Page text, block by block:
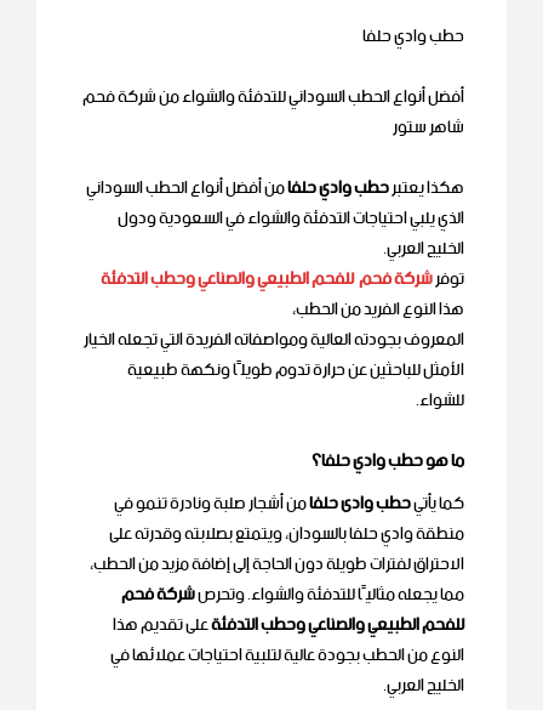
حطب وادي حلفا
أفضل أنواع الحطب السوداني للتدفئة والشواء من شركة فحم
شاهر ستور
هكذا يعتبرحطب وادي حلفامن أفضل أنواع الحطب السوداني
الذي يلبي احتياجات التدفئة والشواء في السعودية ودول
الخليج العربي.
توفرشركة فحم للفحم الطبيعي والصناعي وحطب التدفئة
هذا النوع الفريد من الحطب،
المعروف بجودته العالية ومواصفاته الفريدة التي تجعله الخيار
الأمثل للباحثين عن حرارة تدوم طويلًا ونكهة طبيعية
للشواء.
ما هو حطب وادي حلفا؟
كما يأتيحطب وادى حلفامن أشجار صلبة ونادرة تنمو في
منطقة وادي حلفا بالسودان، ويتمتع بصلابته وقدرته على
الاحتراق لفترات طويلة دون الحاجة إلى إضافة مزيد من الحطب،
مما يجعله مثاليًا للتدفئة والشواء. وتحرصشركة فحم
للفحم الطبيعي والصناعي وحطب التدفئةعلى تقديم هذا
النوع من الحطب بجودة عالية لتلبية احتياجات عملائها في
الخليج العربي.